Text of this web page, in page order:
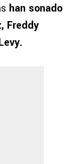
han sonado
Freddy